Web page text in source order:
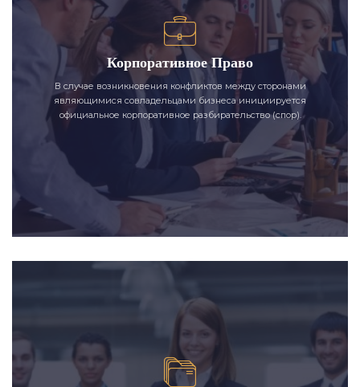
Корпоративное Право
В случае возникновения конфликтов между сторонами
являющимися совладельцами бизнеса инициируется
официальное корпоративное разбирательство (спор).